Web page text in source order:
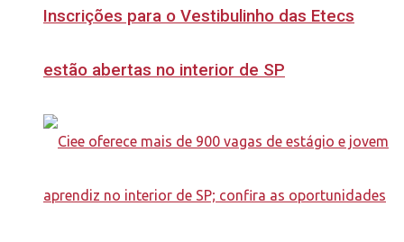
Inscrições para o Vestibulinho das Etecs
estão abertas no interior de SP